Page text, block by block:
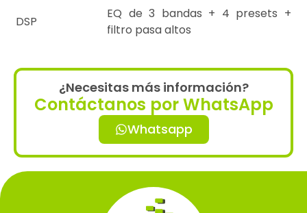
DSP
EQ de 3 bandas + 4 presets +
filtro pasa altos
¿Necesitas más información?
Contáctanos por WhatsApp
Whatsapp